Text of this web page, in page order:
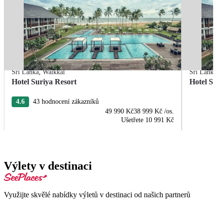
Srí Lanka,Waikkal
Hotel Suriya Resort
4.6
43 hodnocení zákazníků
49 990 Kč38 999 Kč /os.
Ušetřete 10 991 Kč
Srí Lanka
Hotel
Výlety v destinaci
Využijte skvělé nabídky výletů v destinaci od našich partnerů